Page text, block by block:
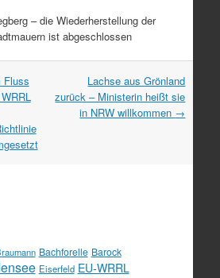
– die Wiederherstellung der
ist abgeschlossen
Fluss
Lachse aus Grönland
zurück – Ministerin heißt sie
in NRW willkommen →
Bachforelle Barock
Eiserfeld EU-WRRL